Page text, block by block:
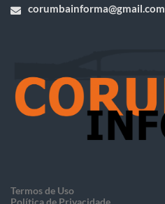
corumbainforma@gmail.com
Termos de Uso